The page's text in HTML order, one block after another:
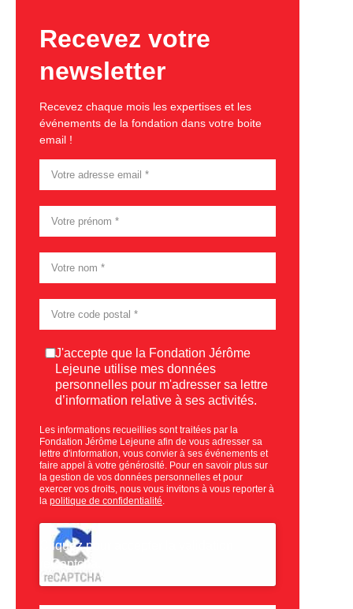
Recevez votre
newsletter
Recevez chaque mois les expertises et les
événements de la fondation dans votre boite
email !
Consentement
J'accepte que la Fondation Jérôme
Lejeune utilise mes données
personnelles pour m'adresser sa lettre
d’information relative à ses activités.
Les informations recueillies sont traitées par la
Fondation Jérôme Lejeune afin de vous adresser sa
lettre d'information, vous convier à ses événements et
faire appel à votre générosité. Pour en savoir plus sur
la gestion de vos données personnelles et pour
exercer vos droits, nous vous invitons à vous reporter à
la politique de confidentialité.
CAPTCHA
Cliquez pour accepter la validation
reCaptcha.